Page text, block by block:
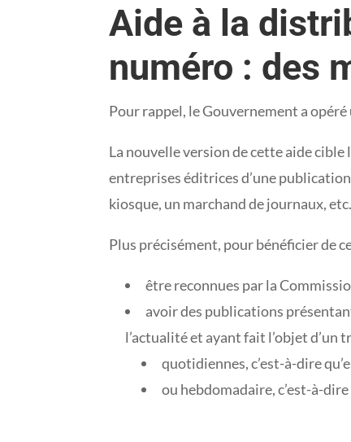
Aide à la
numéro : des
Pour rappel, le Gouvernement a
La nouvelle version de cette aide
entreprises éditrices d’une
kiosque, un marchand de journaux,
Plus précisément, pour bénéficier de
être reconnues par la
avoir des publications
l’actualité et ayant fait l’objet
quotidiennes, c’est-à-dire
ou hebdomadaire, c’est-à-